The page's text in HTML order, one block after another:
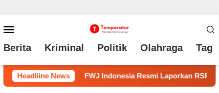
ke
konten
Mobile
Berita Kriminal Politik Olahraga Tag
Headliine News
RSP dengan Pasal UU ITE Normalisasi Sungai Anjuk